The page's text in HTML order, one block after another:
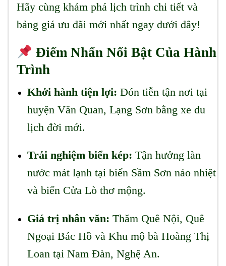
Hãy cùng khám phá lịch trình chi tiết và
bảng giá ưu đãi mới nhất ngay dưới đây!
Điểm Nhấn Nổi Bật Của Hành
Trình
Khởi hành tiện lợi: Đón tiễn tận nơi tại
huyện Văn Quan, Lạng Sơn bằng xe du
lịch đời mới.
Trải nghiệm biển kép: Tận hưởng làn
nước mát lạnh tại biển Sầm Sơn náo nhiệt
và biển Cửa Lò thơ mộng.
Giá trị nhân văn: Thăm Quê Nội, Quê
Ngoại Bác Hồ và Khu mộ bà Hoàng Thị
Loan tại Nam Đàn, Nghệ An.